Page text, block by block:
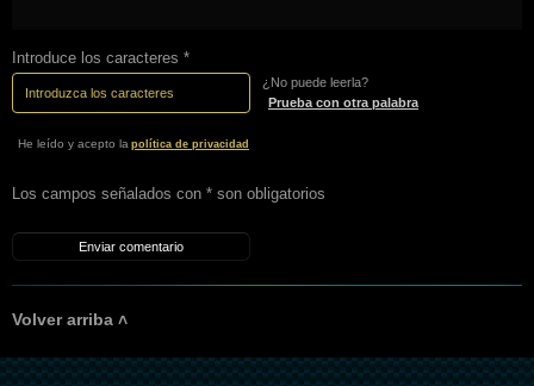
Introduce los caracteres *
¿No puede leerla?
Prueba con otra palabra
He leído y acepto la política de privacidad
Los campos señalados con * son obligatorios
Volver arriba ˄